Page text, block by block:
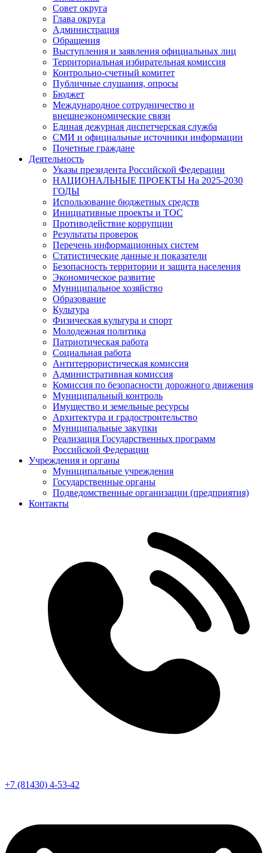
Совет округа
Глава округа
Администрация
Обращения
Выступления и заявления официальных лиц
Территориальная избирательная комиссия
Контрольно-счетный комитет
Публичные слушания, опросы
Бюджет
Международное сотрудничество и
внешнеэкономические связи
Единая дежурная диспетчерская служба
СМИ и официальные источники информации
Почетные граждане
Деятельность
Указы президента Российской Федерации
НАЦИОНАЛЬНЫЕ ПРОЕКТЫ На 2025-2030
ГОДЫ
Использование бюджетных средств
Инициативные проекты и ТОС
Противодействие коррупции
Результаты проверок
Перечень информационных систем
Статистические данные и показатели
Безопасность территории и защита населения
Экономическое развитие
Муниципальное хозяйство
Образование
Культура
Физическая культура и спорт
Молодежная политика
Патриотическая работа
Социальная работа
Антитеррористическая комиссия
Административная комиссия
Комиссия по безопасности дорожного движения
Муниципальный контроль
Имущество и земельные ресурсы
Архитектура и градостроительство
Муниципальные закупки
Реализация Государственных программ
Российской Федерации
Учреждения и органы
Муниципальные учреждения
Государственные органы
Подведомственные организации (предприятия)
Контакты
+7 (81430) 4-53-42